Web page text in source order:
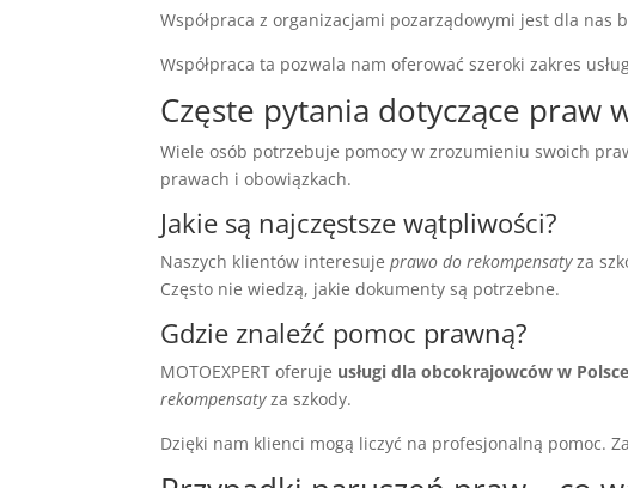
Współpraca z organizacjami pozarządowymi jest dla nas
Współpraca ta pozwala nam oferować szeroki zakres
Częste pytania dotyczące praw
Wiele osób potrzebuje pomocy w zrozumieniu swoich
prawach i obowiązkach.
Jakie są najczęstsze wątpliwości?
Naszych klientów interesujeprawo do rekompensatyza
Często nie wiedzą, jakie dokumenty są potrzebne.
Gdzie znaleźć pomoc prawną?
MOTOEXPERT oferuje usługi dla obcokrajowców w Polsce
rekompensatyza szkody.
Dzięki nam klienci mogą liczyć na profesjonalną pomoc.